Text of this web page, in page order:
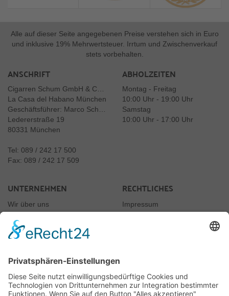
Alle auf dieser Seite angegebenen Preise verstehen sich in Euro
und inklusive 19% Mehrwertsteuer. Irrtum und Zwischenverkauf
stets vorbehalten.
ANSCHRIFT
Cigarren Schum GmbH & Co. KG
La Casa del Habano München
Geschäftsführer: Marco Schum
Ledererstraße 19
80331 München
Tel: 089 / 242 17 500
Fax: 089 / 242 17 509
ABHOLZEITEN
Montag - Freitag
10:00 Uhr - 19:00 Uhr
Samstag
10:00 Uhr - 17:00 Uhr
UNTERNEHMEN
Wir über uns
Kontakt
RECHTLICHES
Impressum
JUGENDSCHUTZ